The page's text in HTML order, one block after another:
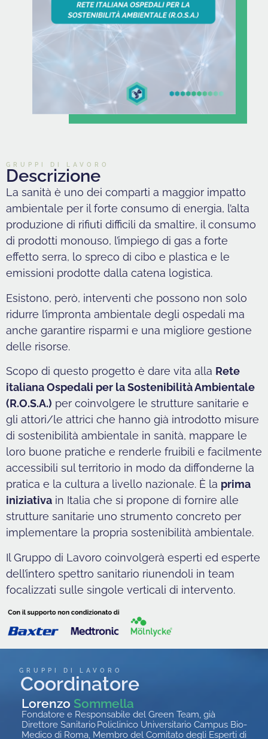
GRUPPI DI LAVORO
Descrizione
La sanità è uno dei comparti a maggior impatto
ambientale per il forte consumo di energia, l’alta
produzione di rifiuti difficili da smaltire, il consumo
di prodotti monouso, l’impiego di gas a forte
effetto serra, lo spreco di cibo e plastica e le
emissioni prodotte dalla catena logistica.
Esistono, però, interventi che possono non solo
ridurre l’impronta ambientale degli ospedali ma
anche garantire risparmi e una migliore gestione
delle risorse.
Scopo di questo progetto è dare vita alla Rete
italiana Ospedali per la Sostenibilità Ambientale
(R.O.S.A.) per coinvolgere le strutture sanitarie e
gli attori/le attrici che hanno già introdotto misure
di sostenibilità ambientale in sanità, mappare le
loro buone pratiche e renderle fruibili e facilmente
accessibili sul territorio in modo da diffonderne la
pratica e la cultura a livello nazionale. È la prima
iniziativa in Italia che si propone di fornire alle
strutture sanitarie uno strumento concreto per
implementare la propria sostenibilità ambientale.
Il Gruppo di Lavoro coinvolgerà esperti ed esperte
dell’intero spettro sanitario riunendoli in team
focalizzati sulle singole verticali di intervento.
GRUPPI DI LAVORO
Coordinatore
Lorenzo Sommella
Fondatore e Responsabile del Green Team, già
Direttore Sanitario Policlinico Universitario Campus Bio-
Medico di Roma, Membro del Comitato degli Esperti di